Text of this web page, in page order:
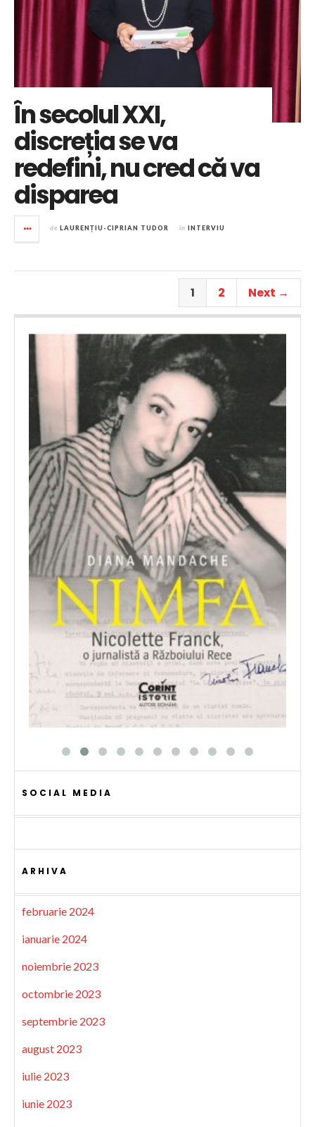
În secolul XXI,
discreția se va
redefini, nu cred că va
disparea
de LAURENȚIU-CIPRIAN TUDOR în INTERVIU
1 2 Next →
SOCIAL MEDIA
ARHIVA
februarie 2024
ianuarie 2024
noiembrie 2023
octombrie 2023
septembrie 2023
august 2023
iulie 2023
iunie 2023